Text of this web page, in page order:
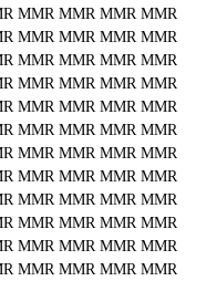
MMR MMR MMR MMR
MMR MMR MMR MMR
MMR MMR MMR MMR
MMR MMR MMR MMR
MMR MMR MMR MMR
MMR MMR MMR MMR
MMR MMR MMR MMR
MMR MMR MMR MMR
MMR MMR MMR MMR
MMR MMR MMR MMR
MMR MMR MMR MMR
MMR MMR MMR MMR